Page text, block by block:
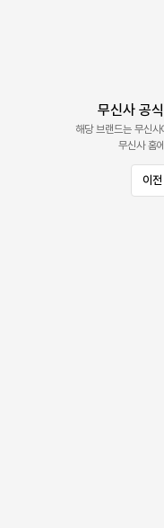
무신사 공
해당 브랜드는 무신
무신사 홈
이전